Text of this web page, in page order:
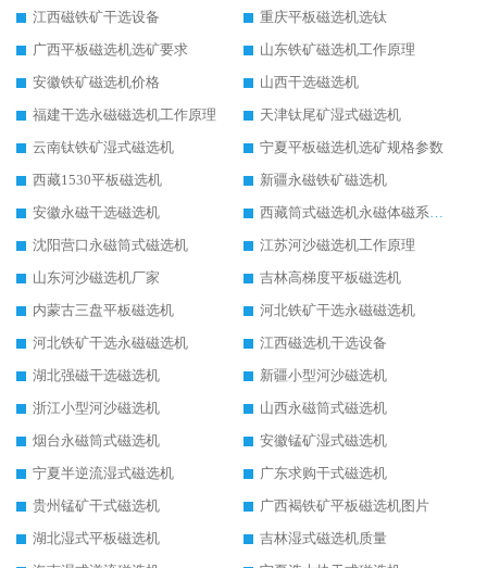
江西磁铁矿干选设备
重庆平板磁选机选钛
广西平板磁选机选矿要求
山东铁矿磁选机工作原理
安徽铁矿磁选机价格
山西干选磁选机
福建干选永磁磁选机工作原理
天津钛尾矿湿式磁选机
云南钛铁矿湿式磁选机
宁夏平板磁选机选矿规格参数
西藏1530平板磁选机
新疆永磁铁矿磁选机
安徽永磁干选磁选机
西藏筒式磁选机永磁体磁系设计
沈阳营口永磁筒式磁选机
江苏河沙磁选机工作原理
山东河沙磁选机厂家
吉林高梯度平板磁选机
内蒙古三盘平板磁选机
河北铁矿干选永磁磁选机
河北铁矿干选永磁磁选机
江西磁选机干选设备
湖北强磁干选磁选机
新疆小型河沙磁选机
浙江小型河沙磁选机
山西永磁筒式磁选机
烟台永磁筒式磁选机
安徽锰矿湿式磁选机
宁夏半逆流湿式磁选机
广东求购干式磁选机
贵州锰矿干式磁选机
广西褐铁矿平板磁选机图片
湖北湿式平板磁选机
吉林湿式磁选机质量